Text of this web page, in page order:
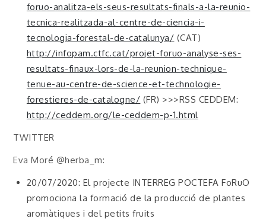
foruo-analitza-els-seus-resultats-finals-a-la-reunio-
tecnica-realitzada-al-centre-de-ciencia-i-
tecnologia-forestal-de-catalunya/ (CAT)
http://infopam.ctfc.cat/projet-foruo-analyse-ses-
resultats-finaux-lors-de-la-reunion-technique-
tenue-au-centre-de-science-et-technologie-
forestieres-de-catalogne/ (FR) >>>RSS CEDDEM:
http://ceddem.org/le-ceddem-p-1.html
TWITTER
Eva Moré @herba_m:
20/07/2020: El projecte INTERREG POCTEFA FoRuO
promociona la formació de la producció de plantes
aromàtiques i del petits fruits